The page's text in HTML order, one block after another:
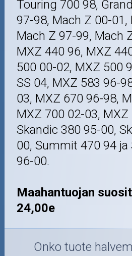
Touring 700 98,
97-98, Mach Z 00-01,
Mach Z 97-99, Mach
MXZ 440 96, MXZ
500 00-02, MXZ 500
SS 04, MXZ 583 96-
03, MXZ 670 96-98,
MXZ 700 02-03, MXZ
Skandic 380 95-00,
00, Summit 470 94
96-00.
Maahantuojan
24,00e
Onko tuote